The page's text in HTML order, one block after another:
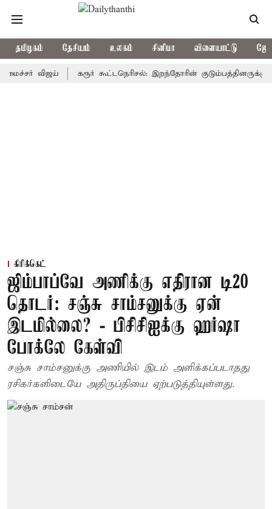
தமிழகம் தேசியம் உலகம் சினிமா விளையாட்டு
விஜய் கரூர் கூட்டநெரிசல்: இறந்தோரின் குடும்பத்தினருக்கு
கிரிக்கெட்
ஜிம்பாப்வே அணிக்கு எதிரான டி20
தொடர்: சஞ்சு சாம்சனுக்கு ஏன்
இடமில்லை? - பிசிசிஐக்கு ஹர்ஷா
போக்லே கேள்வி
சஞ்சு சாம்சனுக்கு அணியில் இடம் அளிக்கப்படாதது
ரசிகர்களிடையே அதிருப்தியை ஏற்படுத்தியுள்ளது.